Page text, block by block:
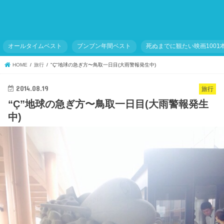
オールタイムベスト ブンブン年間ベスト 死ぬまでに観たい映画1001
HOME 旅行 "Ç"地球の急ぎ方〜鳥取一日目(大雨警報発生中)
旅行
2014.08.19
“Ç”地球の急ぎ方〜鳥取一日目(大雨警報発生
中)